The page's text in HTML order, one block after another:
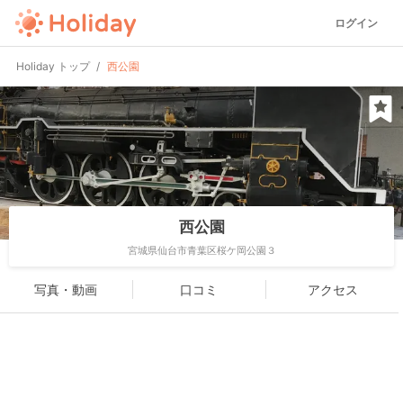
ログイン
Holiday トップ 西公園
西公園
宮城県仙台市青葉区桜ケ岡公園３
写真・動画 口コミ アクセス